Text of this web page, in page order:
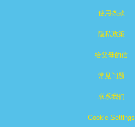
使用条款
隐私政策
给父母的信
常见问题
联系我们
Cookie Settings